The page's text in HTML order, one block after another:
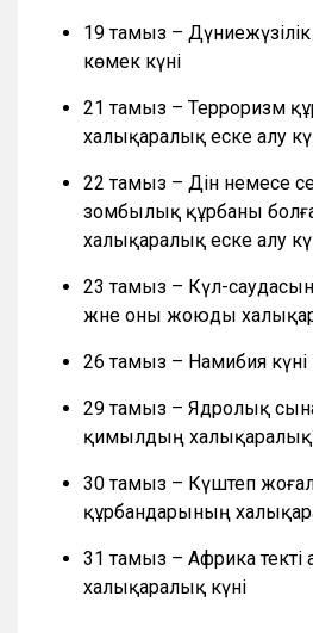
19 тамыз –
көмек күні
21 тамыз – Терроризм
халықаралық еске алу
22 тамыз – Дін немесе
зомбылық құрбаны
халықаралық еске алу
23 тамыз – Күл-
және оны жоюды
26 тамыз – Намибия күні
29 тамыз – Ядролық
қимылдың халықаралық
30 тамыз – Күштеп
құрбандарының
31 тамыз – Африка
халықаралық күні